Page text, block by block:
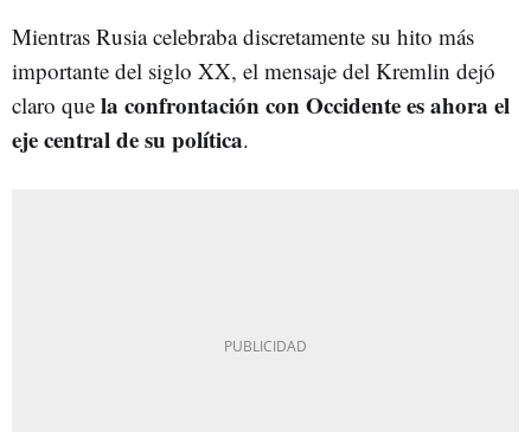
Mientras Rusia celebraba discretamente su hito más
importante del siglo XX, el mensaje del Kremlin dejó
claro que la confrontación con Occidente es ahora el
eje central de su política.